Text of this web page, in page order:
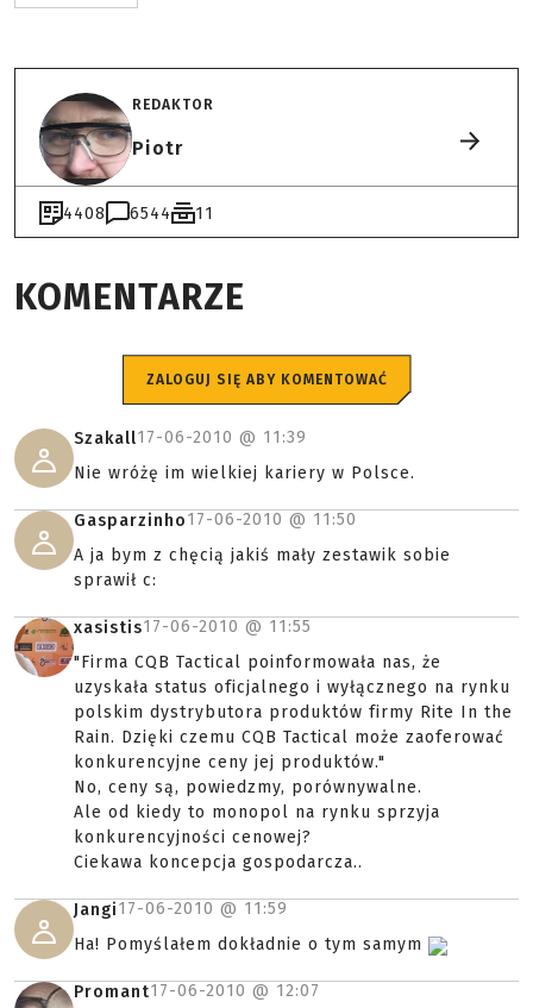
REDAKTOR
Piotr
4408 6544 11
KOMENTARZE
ZALOGUJ SIĘ ABY KOMENTOWAĆ
Szakall17-06-2010 @ 11:39
Nie wróżę im wielkiej kariery w Polsce.
Gasparzinho17-06-2010 @ 11:50
A ja bym z chęcią jakiś mały zestawik sobie
sprawił c:
xasistis17-06-2010 @ 11:55
"Firma CQB Tactical poinformowała nas, że
uzyskała status oficjalnego i wyłącznego na rynku
polskim dystrybutora produktów firmy Rite In the
Rain. Dzięki czemu CQB Tactical może zaoferować
konkurencyjne ceny jej produktów."
No, ceny są, powiedzmy, porównywalne.
Ale od kiedy to monopol na rynku sprzyja
konkurencyjności cenowej?
Ciekawa koncepcja gospodarcza..
Jangi17-06-2010 @ 11:59
Ha! Pomyślałem dokładnie o tym samym
Promant17-06-2010 @ 12:07